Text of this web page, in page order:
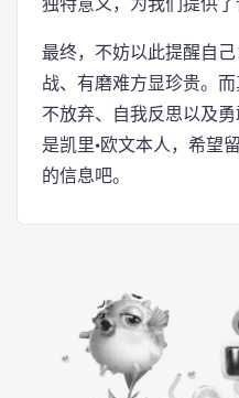
最终，不妨以此提醒自
战、有磨难方显珍贵。
不放弃、自我反思以及
是凯里·欧文本人，希望
的信息吧。